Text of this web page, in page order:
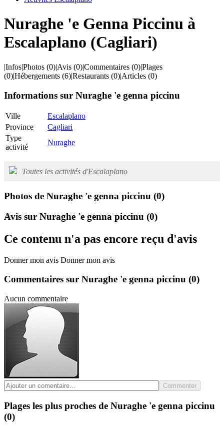
Nuraghe 'e Genna Piccinu à
Escalaplano (Cagliari)
|Infos|Photos (0)|Avis (0)|Commentaires (0)|Plages
(0)|Hébergements (6)|Restaurants (0)|Articles (0)
Informations sur Nuraghe 'e genna piccinu
Ville
Escalaplano
Province
Cagliari
Type
activité
Nuraghe
Toutes les activités d'Escalaplano
Photos de Nuraghe 'e genna piccinu (0)
Avis sur Nuraghe 'e genna piccinu (0)
Ce contenu n'a pas encore reçu d'avis
Donner mon avis Donner mon avis
Commentaires sur Nuraghe 'e genna piccinu (0)
Aucun commentaire
Commenter
Plages les plus proches de Nuraghe 'e genna piccinu
(0)